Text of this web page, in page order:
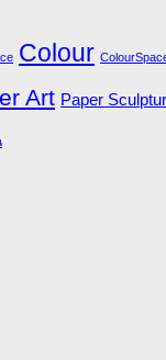
Colour
Art Paper